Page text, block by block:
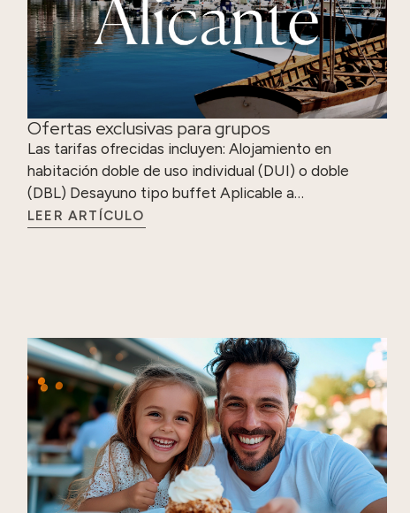
Ofertas exclusivas para grupos
Las tarifas ofrecidas incluyen: Alojamiento en
habitación doble de uso individual (DUI) o doble
(DBL) Desayuno tipo buffet Aplicable a…
LEER ARTÍCULO